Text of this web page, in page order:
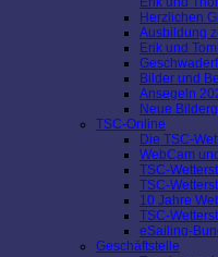
Herzlichen
Ausbildung
Erik und
Bilder und
Ansegeln
Neue
TSC-Online
Die TSC-
WebCam
TSC-
TSC-
10 Jahre
TSC-
eSailing-
Geschäftstelle